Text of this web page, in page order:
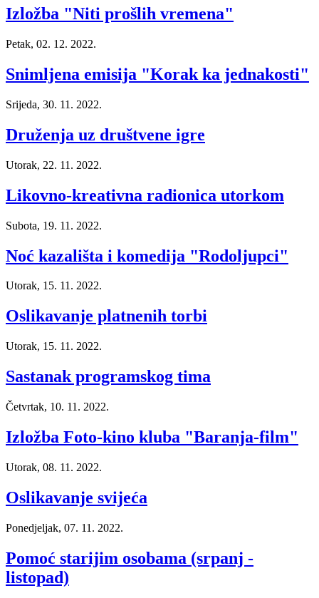
Izložba "Niti prošlih vremena"
Petak, 02. 12. 2022.
Snimljena emisija "Korak ka jednakosti"
Srijeda, 30. 11. 2022.
Druženja uz društvene igre
Utorak, 22. 11. 2022.
Likovno-kreativna radionica utorkom
Subota, 19. 11. 2022.
Noć kazališta i komedija "Rodoljupci"
Utorak, 15. 11. 2022.
Oslikavanje platnenih torbi
Utorak, 15. 11. 2022.
Sastanak programskog tima
Četvrtak, 10. 11. 2022.
Izložba Foto-kino kluba "Baranja-film"
Utorak, 08. 11. 2022.
Oslikavanje svijeća
Ponedjeljak, 07. 11. 2022.
Pomoć starijim osobama (srpanj -
listopad)